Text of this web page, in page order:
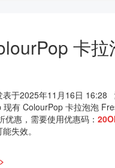
卡
表于2025年11月16日 16:28
现有 ColourPop 卡拉泡泡
优惠，需要使用优惠码：
失效。